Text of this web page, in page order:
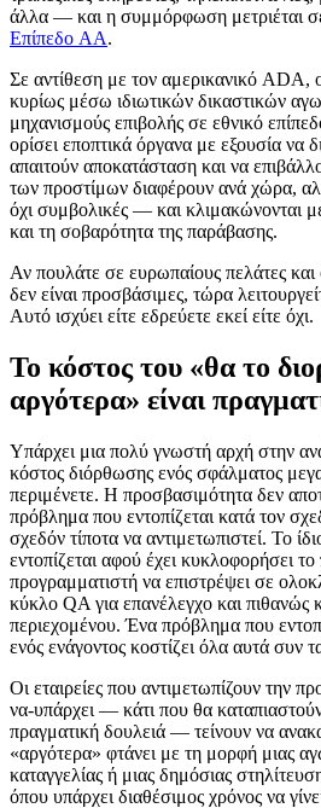
άλλα — και η συμμόρφωση μετριέται
Επίπεδο AA.
Σε αντίθεση με τον αμερικανικό ADA,
κυρίως μέσω ιδιωτικών δικαστικών
μηχανισμούς επιβολής σε εθνικό
ορίσει εποπτικά όργανα με εξουσία να
απαιτούν αποκατάσταση και να
των προστίμων διαφέρουν ανά χώρα,
όχι συμβολικές — και κλιμακώνονται
και τη σοβαρότητα της παράβασης.
Αν πουλάτε σε ευρωπαίους πελάτες και
δεν είναι προσβάσιμες, τώρα
Αυτό ισχύει είτε εδρεύετε εκεί είτε όχι.
Το κόστος του «θα το
αργότερα» είναι
Υπάρχει μια πολύ γνωστή αρχή στην
κόστος διόρθωσης ενός σφάλματος
περιμένετε. Η προσβασιμότητα δεν
πρόβλημα που εντοπίζεται κατά τον
σχεδόν τίποτα να αντιμετωπιστεί. Το
εντοπίζεται αφού έχει κυκλοφορήσει το
προγραμματιστή να επιστρέψει σε
κύκλο QA για επανέλεγχο και πιθανώς
περιεχομένου. Ένα πρόβλημα που
ενός ενάγοντος κοστίζει όλα αυτά συν
Οι εταιρείες που αντιμετωπίζουν την
να-υπάρχει — κάτι που θα
πραγματική δουλειά — τείνουν να
«αργότερα» φτάνει με τη μορφή μιας
καταγγελίας ή μιας δημόσιας
όπου υπάρχει διαθέσιμος χρόνος να